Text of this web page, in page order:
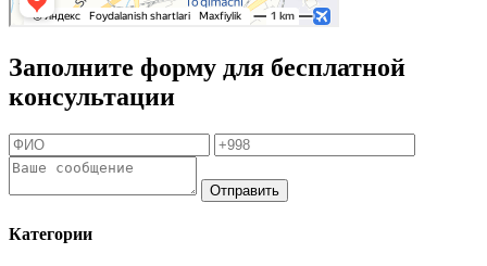
Заполните форму для бесплатной
консультации
Отправить
Категории